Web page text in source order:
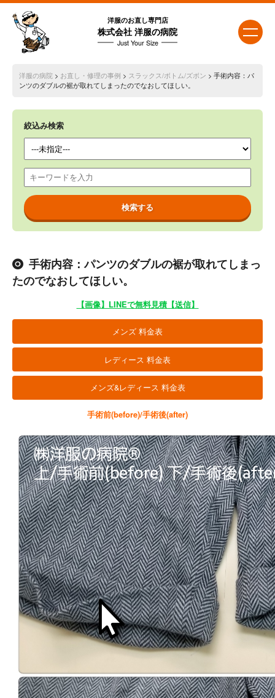
洋服のお直し専門店
株式会社 洋服の病院
Just Your Size
洋服の病院 > お直し・修理の事例 > スラックス/ボトム/ズボン > 手術内容：パ
ンツのダブルの裾が取れてしまったのでなおしてほしい。
絞込み検索
手術内容：パンツのダブルの裾が取れてしまっ
たのでなおしてほしい。
【画像】LINEで無料見積【送信】
メンズ 料金表
レディース 料金表
メンズ&レディース 料金表
手術前(before)/手術後(after)